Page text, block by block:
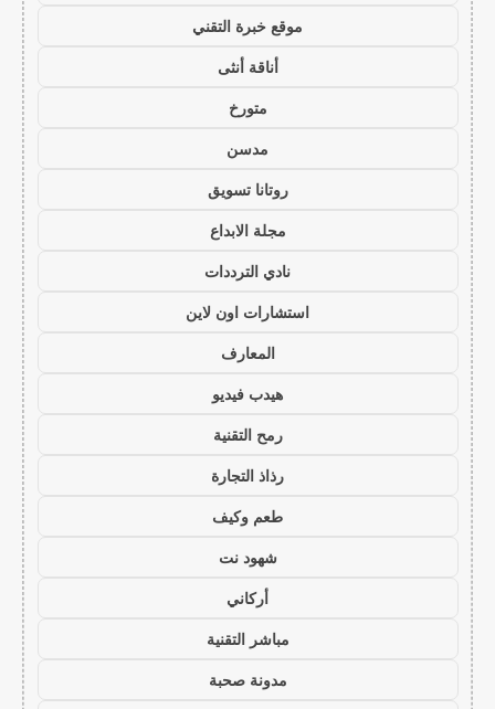
موقع خبرة التقني
أناقة أنثى
متورخ
مدسن
روتانا تسويق
مجلة الابداع
نادي الترددات
استشارات اون لاين
المعارف
هيدب فيديو
رمح التقنية
رذاذ التجارة
طعم وكيف
شهود نت
أركاني
مباشر التقنية
مدونة صحبة